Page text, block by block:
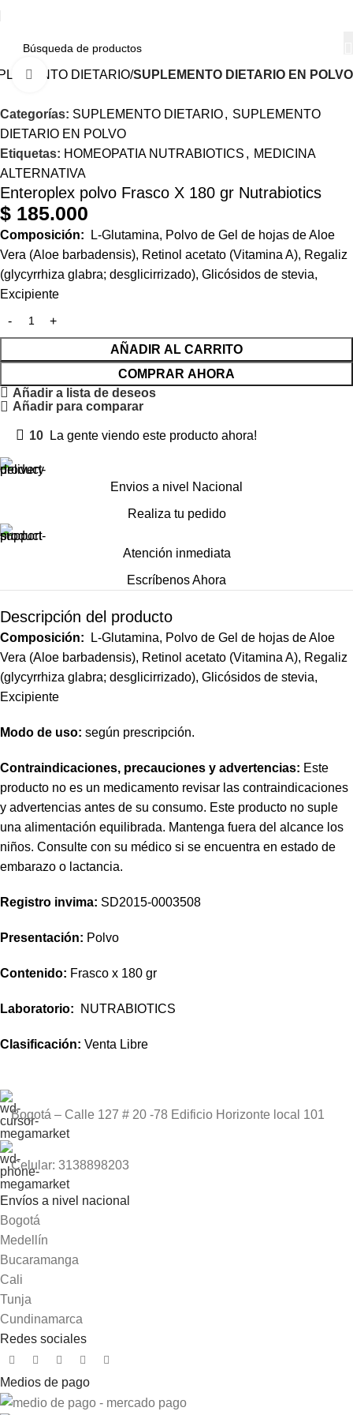
DIETARIO SUPLEMENTO DIETARIO EN POLVO
Haga Click para agrandar
Categorías: SUPLEMENTO DIETARIO, SUPLEMENTO
DIETARIO EN POLVO
Etiquetas: HOMEOPATIA NUTRABIOTICS , MEDICINA
ALTERNATIVA
Enteroplex polvo Frasco X 180 gr Nutrabiotics
$ 185.000
Composición: L-Glutamina, Polvo de Gel de hojas de Aloe
Vera (Aloe barbadensis), Retinol acetato (Vitamina A), Regaliz
(glycyrrhiza glabra; desglicirrizado), Glicósidos de stevia,
Excipiente
AÑADIR AL CARRITO
COMPRAR AHORA
Añadir a lista de deseos
Añadir para comparar
10 La gente viendo este producto ahora!
Envios a nivel Nacional
Realiza tu pedido
Atención inmediata
Escríbenos Ahora
Descripción del producto
Composición: L-Glutamina, Polvo de Gel de hojas de Aloe
Vera (Aloe barbadensis), Retinol acetato (Vitamina A), Regaliz
(glycyrrhiza glabra; desglicirrizado), Glicósidos de stevia,
Excipiente
Modo de uso: según prescripción.
Contraindicaciones, precauciones y advertencias: Este
producto no es un medicamento revisar las contraindicaciones
y advertencias antes de su consumo. Este producto no suple
una alimentación equilibrada. Mantenga fuera del alcance los
niños. Consulte con su médico si se encuentra en estado de
embarazo o lactancia.
Registro invima: SD2015-0003508
Presentación: Polvo
Contenido: Frasco x 180 gr
Laboratorio: NUTRABIOTICS
Clasificación: Venta Libre
Bogotá – Calle 127 # 20 -78 Edificio Horizonte local 101
Celular: 3138898203
Envíos a nivel nacional
Bogotá
Medellín
Bucaramanga
Cali
Tunja
Cundinamarca
Redes sociales
Medios de pago